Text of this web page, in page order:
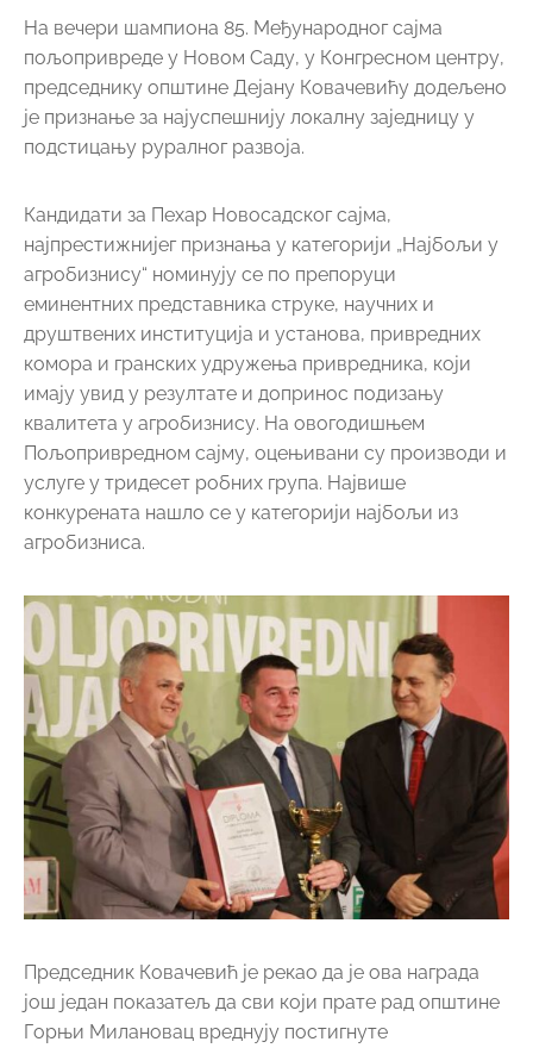
На вечери шампиона 85. Међународног сајма
пољопривреде у Новом Саду, у Конгресном центру,
председнику општине Дејану Ковачевићу додељено
је признање за најуспешнију локалну заједницу у
подстицању руралног развоја.
Кандидати за Пехар Новосадског сајма,
најпрестижнијег признања у категорији „Најбољи у
агробизнису“ номинују се по препоруци
еминентних представника струке, научних и
друштвених институција и установа, привредних
комора и гранских удружења привредника, који
имају увид у резултате и допринос подизању
квалитета у агробизнису. На овогодишњем
Пољопривредном сајму, оцењивани су производи и
услуге у тридесет робних група. Највише
конкурената нашло се у категорији најбољи из
агробизниса.
Председник Ковачевић је рекао да је ова награда
још један показатељ да сви који прате рад општине
Горњи Милановац вреднују постигнуте